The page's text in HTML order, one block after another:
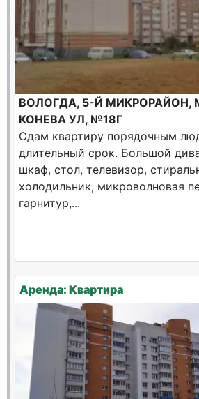
ВОЛОГДА, 5-Й
КОНЕВА УЛ, №18Г
Сдам квартиру порядочным
длительный срок. Большой
шкаф, стол, телевизор,
холодильник, микроволновая
гарнитур,...
Аренда: Квартира